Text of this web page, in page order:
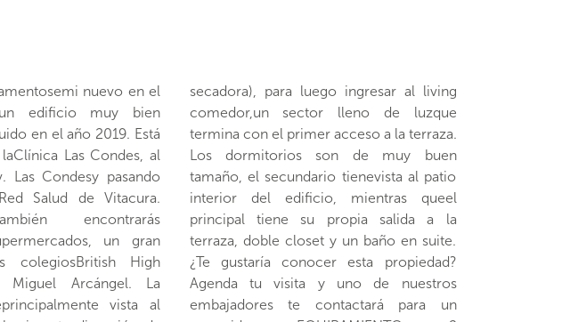
nuevo en el
edificio muy bien
en el año 2019. Está
Las Condes, al
Las Condesy pasando
Salud de Vitacura.
encontrarás
un gran
colegiosBritish High
Arcángel. La
vista al
luego ingresar al living
lleno de luzque
acceso a la terraza.
son de muy buen
tienevista al patio
mientras queel
su propia salida a la
y un baño en suite.
esta propiedad?
y uno de nuestros
contactará para un